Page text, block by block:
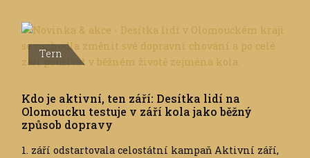
Tern
Kdo je aktivní, ten září: Desítka lidí na
Olomoucku testuje v září kola jako běžný
způsob dopravy
1. září odstartovala celostátní kampaň Aktivní září,